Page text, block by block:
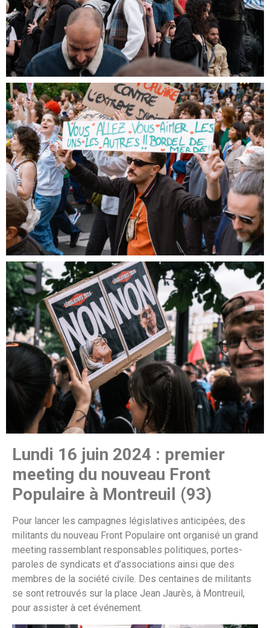
Lundi 16 juin 2024 : premier
meeting du nouveau Front
Populaire à Montreuil (93)
Pour lancer les campagnes législatives anticipées, des
militants du nouveau Front Populaire ont organisé un grand
meeting rassemblant responsables politiques, portes-
paroles de syndicats et d’associations ainsi que des
membres de la société civile. Des centaines de militants
se sont retrouvés sur la place Jean Jaurès, à Montreuil,
pour assister à cet événement.